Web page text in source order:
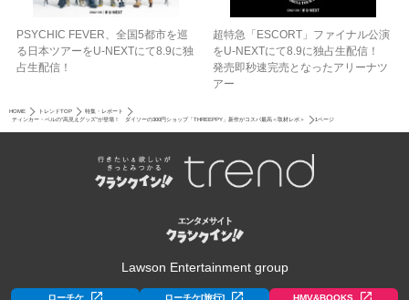
PSYCHIC FEVER、全国5都市を巡
る日本ツアーをU‐NEXTにて8.9に独
占生配信！
超特急「ESCORT」ファイナル公演
をU-NEXTにて8.9に独占生配信！
発売即秒速完売となったアリーナツ
アー
HOME トレンドTOP
特集・レポート
ティンカー・ベルの“高見えグッズ”が登場！ ダイソーの300円ショップ「THREEPPY」新作がコスパ最高＜取材レポ＞
1ページ
Lawson Entertainment group
ローチケ ローチケ[旅行] HMV&BOOKS